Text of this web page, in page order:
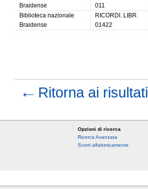
Braidense
011
Biblioteca nazionale
Braidense
RICORDI. LIBR.
01422
← Ritorna ai risultati
Opzioni di ricerca
Ricerca Avanzata
Scorri alfabeticamente